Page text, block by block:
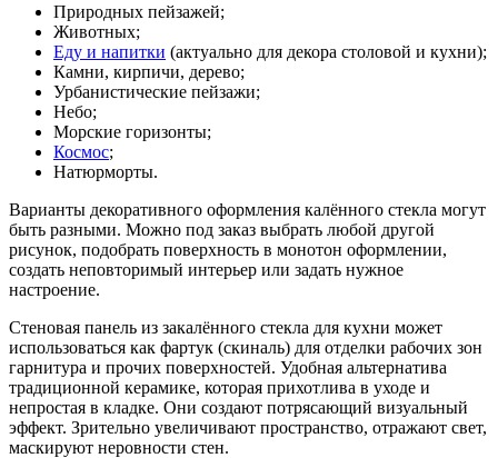
Природных пейзажей;
Животных;
Еду и напитки (актуально для декора столовой и кухни);
Камни, кирпичи, дерево;
Урбанистические пейзажи;
Небо;
Морские горизонты;
Космос;
Натюрморты.
Варианты декоративного оформления калённого стекла могут
быть разными. Можно под заказ выбрать любой другой
рисунок, подобрать поверхность в монотон оформлении,
создать неповторимый интерьер или задать нужное
настроение.
Стеновая панель из закалённого стекла для кухни может
использоваться как фартук (скиналь) для отделки рабочих зон
гарнитура и прочих поверхностей. Удобная альтернатива
традиционной керамике, которая прихотлива в уходе и
непростая в кладке. Они создают потрясающий визуальный
эффект. Зрительно увеличивают пространство, отражают свет,
маскируют неровности стен.